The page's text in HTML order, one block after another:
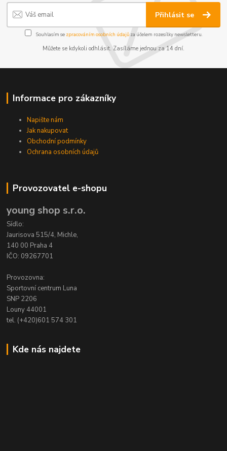
Přihlásit se
Souhlasím se zpracováním osobních údajůza účelem rozesílky newsletteru.
Můžete se kdykoli odhlásit. Zasíláme jednou za 14 dní.
Informace pro zákazníky
Napište nám
Jak nakupovat
Obchodní podmínky
Ochrana osobních údajů
Provozovatel e-shopu
young shop s.r.o.
Sídlo:
Jaurisova 515/4, Michle,
140 00 Praha 4
IČO: 09267701
Provozovna:
Sportovní centrum Luna
SNP 2206
Louny 44001
tel. (+420)601 574 301
Kde nás najdete